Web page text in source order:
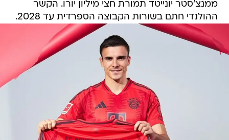
ממנצ'סטר יונייטד תמורת חצי מיליון יורו. הקשר
ההולנדי חתם בשורות הקבוצה הספרדית עד 2028.